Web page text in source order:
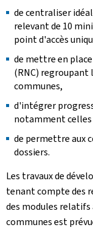
de centraliser
relevant de 10
point d'accès
de mettre en
(RNC)
communes,
d'intégrer
notamment celles
de permettre aux
dossiers.
Les travaux de
tenant compte des
des modules relatifs
communes est